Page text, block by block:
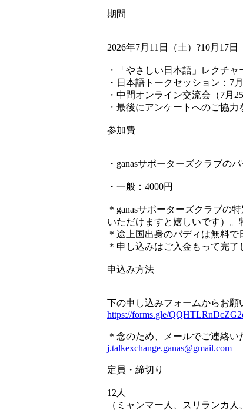
期間
2026年7月11日（土）?10月17日
・「やさしい日本語」レクチ
・日本語トークセッション：7
・中間オンライン交流会（7月
・最後にアンケートへのご協力
参加費
・ganasサポーターズクラブの
・一般：4000円
＊ganasサポーターズクラブの
いただけますと嬉しいです）。
＊途上国出身のバディは無料で
＊申し込みはご入金もって完
申込み方法
下の申し込みフォームからお願
https://forms.gle/
＊念のため、メールでご連絡い
j.talkexchange.ganas@gmail.com
定員・締切り
12人
（ミャンマー人、スリランカ